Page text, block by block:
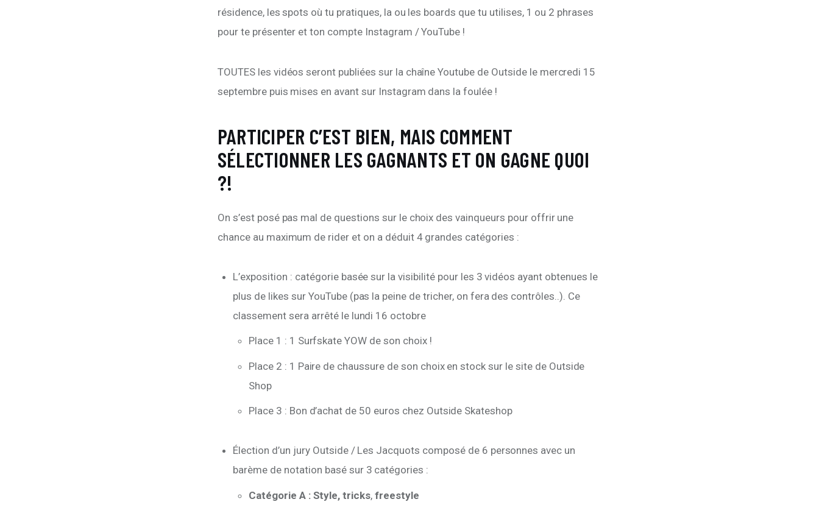
résidence, les spots où tu pratiques, la ou les boards que tu utilises, 1 ou 2 phrases
pour te présenter et ton compte Instagram / YouTube !
TOUTES les vidéos seront publiées sur la chaîne Youtube de Outside le mercredi 15
septembre puis mises en avant sur Instagram dans la foulée !
PARTICIPER C’EST BIEN, MAIS COMMENT
SÉLECTIONNER LES GAGNANTS ET ON GAGNE QUOI
?!
On s’est posé pas mal de questions sur le choix des vainqueurs pour offrir une
chance au maximum de rider et on a déduit 4 grandes catégories :
L’exposition : catégorie basée sur la visibilité pour les 3 vidéos ayant obtenues le
plus de likes sur YouTube (pas la peine de tricher, on fera des contrôles..). Ce
classement sera arrêté le lundi 16 octobre
Place 1 : 1 Surfskate YOW de son choix !
Place 2 : 1 Paire de chaussure de son choix en stock sur le site de Outside
Shop
Place 3 : Bon d’achat de 50 euros chez Outside Skateshop
Élection d’un jury Outside / Les Jacquots composé de 6 personnes avec un
barème de notation basé sur 3 catégories :
Catégorie A : Style, tricks,freestyle